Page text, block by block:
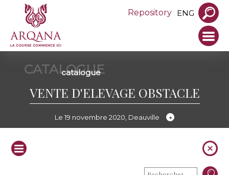
Repository ENG
CATALOGUE
catalogue
VENTE D'ELEVAGE OBSTACLE
Le 19 novembre 2020, Deauville